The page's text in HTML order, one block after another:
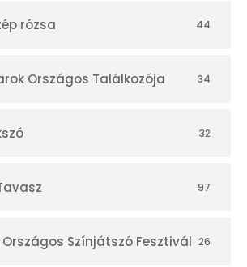
rózsa 44
Országos Találkozója 34
32
97
Országos Színjátszó Fesztivál 26